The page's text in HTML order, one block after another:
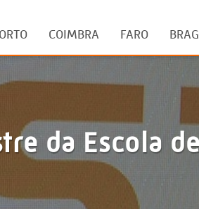
COIMBRA FARO
da Escola